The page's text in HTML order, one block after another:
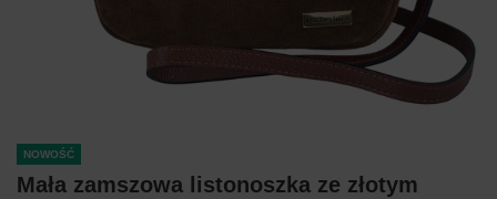
NOWOŚĆ
Mała zamszowa listonoszka ze złotym